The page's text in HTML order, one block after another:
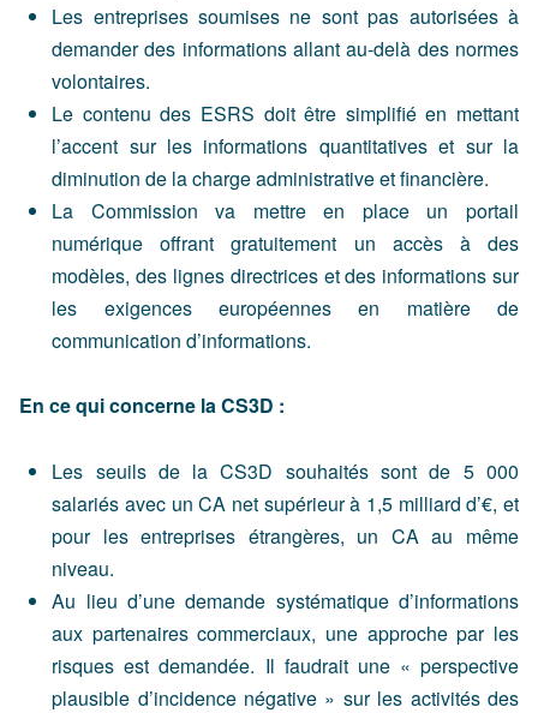
Les entreprises soumises ne sont pas autorisées à
demander des informations allant au-delà des normes
volontaires.
Le contenu des ESRS doit être simplifié en mettant
l’accent sur les informations quantitatives et sur la
diminution de la charge administrative et financière.
La Commission va mettre en place un portail
numérique offrant gratuitement un accès à des
modèles, des lignes directrices et des informations sur
les exigences européennes en matière de
communication d’informations.
En ce qui concerne la CS3D :
Les seuils de la CS3D souhaités sont de 5 000
salariés avec un CA net supérieur à 1,5 milliard d’€, et
pour les entreprises étrangères, un CA au même
niveau.
Au lieu d’une demande systématique d’informations
aux partenaires commerciaux, une approche par les
risques est demandée. Il faudrait une « perspective
plausible d’incidence négative » sur les activités des